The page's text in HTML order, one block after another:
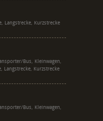
Langstrecke, Kurzstrecke
Bus, Kleinwagen,
Langstrecke, Kurzstrecke
Bus, Kleinwagen,